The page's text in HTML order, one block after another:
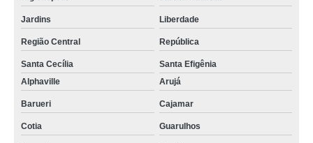
Jardins Liberdade
Região Central República
Santa Cecília
Santa Efigênia
Alphaville
Arujá
Barueri Cajamar
Cotia Guarulhos